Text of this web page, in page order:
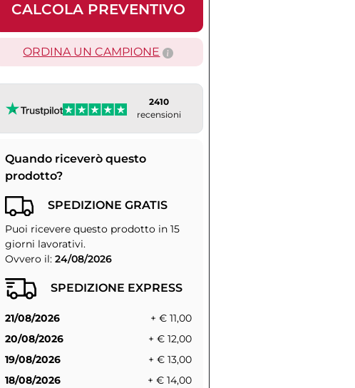
CALCOLA PREVENTIVO
ORDINA UN CAMPIONE
2410
recensioni
Quando riceverò questo
prodotto?
SPEDIZIONE GRATIS
Puoi ricevere questo prodotto in 15
giorni lavorativi.
Ovvero il: 24/08/2026
SPEDIZIONE EXPRESS
21/08/2026
+ € 11,00
20/08/2026
+ € 12,00
19/08/2026
+ € 13,00
18/08/2026
+ € 14,00